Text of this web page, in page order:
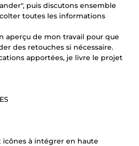
puis discutons ensemble
toutes les informations
aperçu de mon travail pour que
des retouches si nécessaire.
apportées, je livre le projet
icônes à intégrer en haute